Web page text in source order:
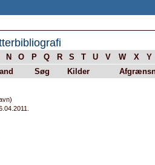
N O P Q R S T U V W X
Y
Søg Kilder